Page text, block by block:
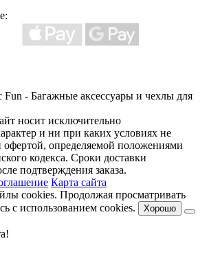
- Багажные аксессуары и чехлы для
носит исключительно
и ни при каких условиях не
офертой, определяемой положениями
кодекса. Сроки доставки
подтверждения заказа.
Карта сайта
cookies. Продолжая просматривать
с использованием cookies.
Хорошо